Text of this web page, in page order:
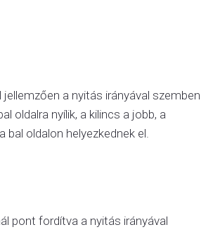
a nyitás irányával szemben
oldalra nyílik, a kilincs a jobb, a
bal oldalon helyezkednek el.
pont fordítva a nyitás irányával